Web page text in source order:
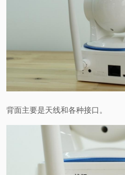
背面主要是天线和各种接口。